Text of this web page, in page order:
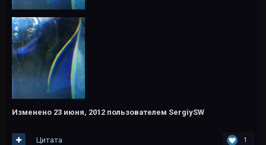
Изменено 23 июня, 2012 пользователем SergiySW
1
Цитата